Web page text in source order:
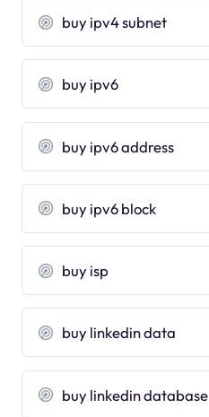
buy ipv4 subnet
buy ipv6
buy ipv6 address
buy ipv6 block
buy isp
buy linkedin data
buy linkedin database